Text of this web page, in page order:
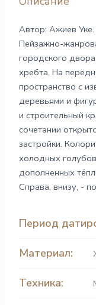
Автор: Ажиев
Пейзажно-
городского
хребта. На
пространство с
деревьями и
и строительный
сочетании
застройки.
холодных
дополненных
Справа, внизу, -
Период
Материал:
Техника: